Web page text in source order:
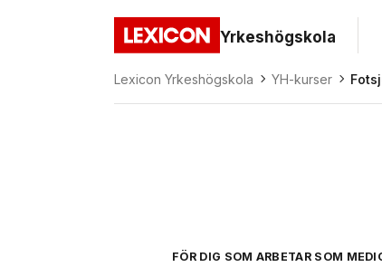
Gå direkt till huvudinnehållet
Lexicon
Yrkeshögskola
Lexicon Yrkeshögskola
YH-kurser
FÖR DIG SOM ARBETAR SOM